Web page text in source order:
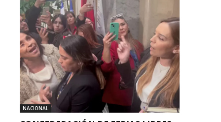
NACIONAL